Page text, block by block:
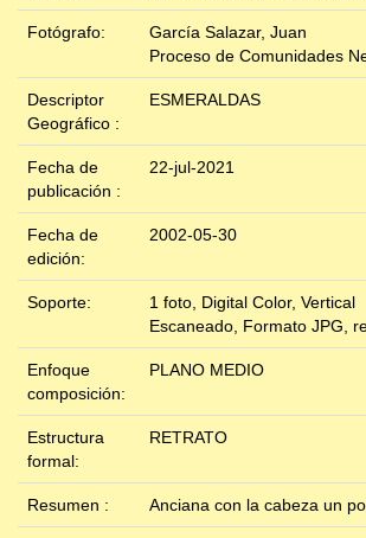
Fotógrafo:
García Salazar, Juan
Proceso de Comunidades
Descriptor
Geográfico :
ESMERALDAS
Fecha de
publicación :
22-jul-2021
Fecha de
edición:
2002-05-30
Soporte:
1 foto, Digital Color, Vertical
Escaneado, Formato JPG,
Enfoque
composición:
PLANO MEDIO
Estructura
formal:
RETRATO
Resumen : Anciana con la cabeza un